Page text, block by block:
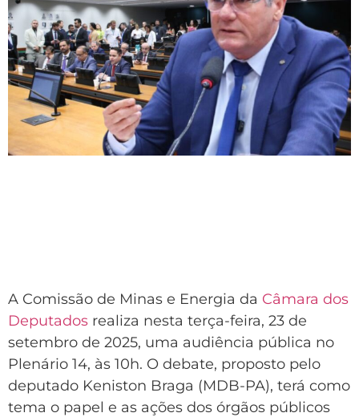
A Comissão de Minas e Energia da Câmara dos
Deputados realiza nesta terça-feira, 23 de
setembro de 2025, uma audiência pública no
Plenário 14, às 10h. O debate, proposto pelo
deputado Keniston Braga (MDB-PA), terá como
tema o papel e as ações dos órgãos públicos